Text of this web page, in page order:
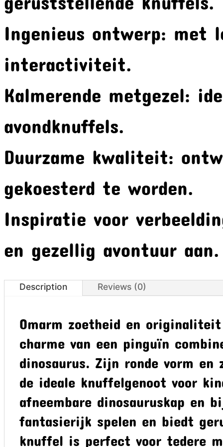
Ingenieus ontwerp: met
interactiviteit.
Kalmerende metgezel:
avondknuffels.
Duurzame kwaliteit:
gekoesterd te worden.
Inspiratie voor
en gezellig avontuur aan.
Description Reviews (0)
Omarm zoetheid en
charme van een pinguïn
dinosaurus. Zijn ronde vorm
de ideale knuffelgenoot voor
afneembare dinosauruskap en
fantasierijk spelen en biedt
knuffel is perfect voor tedere